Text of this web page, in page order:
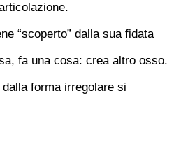
“scoperto” dalla sua fidata
fa una cosa: crea altro osso.
dalla forma irregolare si